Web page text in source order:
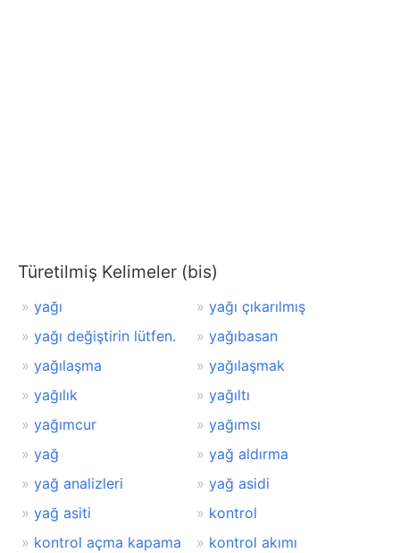
Türetilmiş Kelimeler (bis)
yağı
yağı çıkarılmış
yağı değiştirin lütfen.
yağıbasan
yağılaşma
yağılaşmak
yağılık
yağıltı
yağımcur
yağımsı
yağ
yağ aldırma
yağ analizleri
yağ asidi
yağ asiti
kontrol
kontrol açma kapama
kontrol akımı